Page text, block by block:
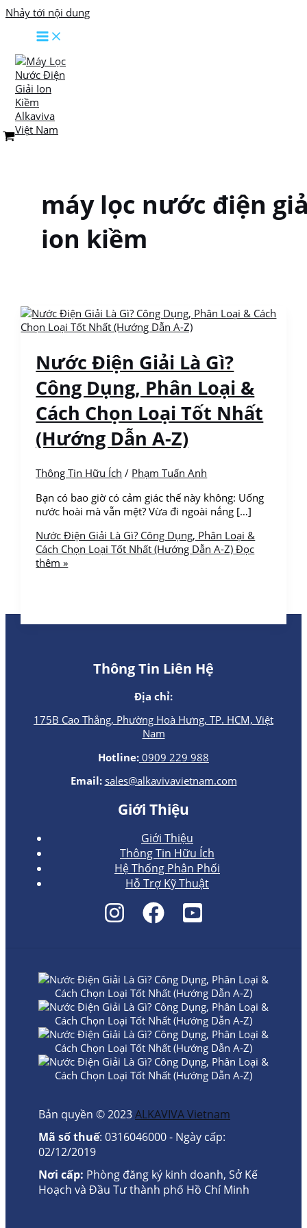
Nhảy tới nội dung
máy lọc nước điện
ion kiềm
Nước Điện Giải Là Gì?
Công Dụng, Phân Loại &
Cách Chọn Loại Tốt Nhất
(Hướng Dẫn A-Z)
Thông Tin Hữu Ích / Phạm Tuấn Anh
Bạn có bao giờ có cảm giác thế này không: Uống
nước hoài mà vẫn mệt? Vừa đi ngoài nắng […]
Nước Điện Giải Là Gì? Công Dụng, Phân Loại &
Cách Chọn Loại Tốt Nhất (Hướng Dẫn A-Z) Đọc
thêm »
Thông Tin Liên Hệ
Địa chỉ:
175B Cao Thắng, Phường Hoà Hưng, TP. HCM, Việt
Nam
Hotline: 0909 229 988
Email: sales@alkavivavietnam.com
Giới Thiệu
Giới Thiệu
Thông Tin Hữu Ích
Hệ Thống Phân Phối
Hỗ Trợ Kỹ Thuật
Bản quyền © 2023ALKAVIVA Vietnam
Mã số thuế: 0316046000 - Ngày cấp:
02/12/2019
Nơi cấp: Phòng đăng ký kinh doanh, Sở Kế
Hoạch và Đầu Tư thành phố Hồ Chí Minh